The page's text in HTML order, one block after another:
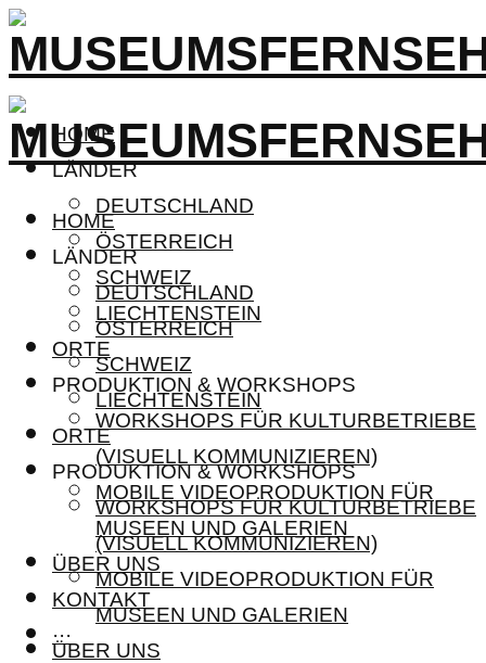
HOME
LÄNDER
DEUTSCHLAND
ÖSTERREICH
SCHWEIZ
LIECHTENSTEIN
ORTE
PRODUKTION & WORKSHOPS
WORKSHOPS FÜR KULTURBETRIEBE
(VISUELL KOMMUNIZIEREN)
MOBILE VIDEOPRODUKTION FÜR
MUSEEN UND GALERIEN
ÜBER UNS
KONTAKT
···
HOME
LÄNDER
DEUTSCHLAND
ÖSTERREICH
SCHWEIZ
LIECHTENSTEIN
ORTE
PRODUKTION & WORKSHOPS
WORKSHOPS FÜR KULTURBETRIEBE
(VISUELL KOMMUNIZIEREN)
MOBILE VIDEOPRODUKTION FÜR
MUSEEN UND GALERIEN
ÜBER UNS